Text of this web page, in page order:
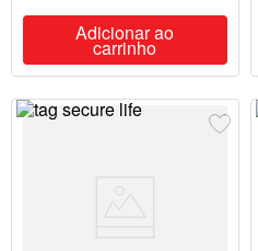
Adicionar ao
carrinho